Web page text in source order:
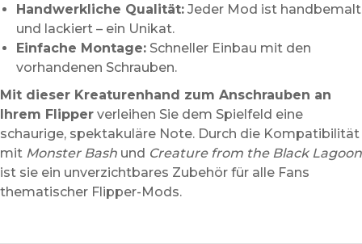
Handwerkliche Qualität: Jeder Mod ist handbemalt
und lackiert – ein Unikat.
Einfache Montage: Schneller Einbau mit den
vorhandenen Schrauben.
Mit dieser Kreaturenhand zum Anschrauben an
Ihrem Flipper verleihen Sie dem Spielfeld eine
schaurige, spektakuläre Note. Durch die Kompatibilität
mit Monster Bash und Creature from the Black Lagoon
ist sie ein unverzichtbares Zubehör für alle Fans
thematischer Flipper-Mods.